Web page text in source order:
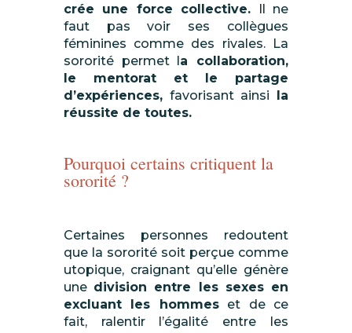
crée une force collective. Il ne
faut pas voir ses collègues
féminines comme des rivales. La
sororité permet la collaboration,
le mentorat et le partage
d’expériences,favorisant ainsi la
réussite de toutes.
Pourquoi certains critiquent la
sororité ?
Certaines personnes redoutent
que la sororité soit perçue comme
utopique, craignant qu’elle génère
une division entre les sexes en
excluant les hommeset de ce
fait, ralentir l’égalité entre les